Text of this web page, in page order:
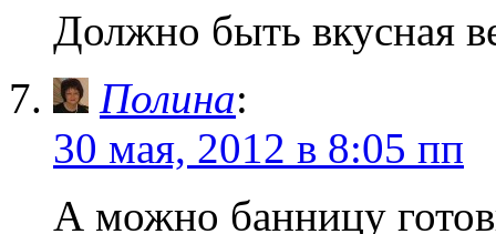
Должно быть вкусная
Полина:
30 мая, 2012 в 8:05 пп
А можно банницу